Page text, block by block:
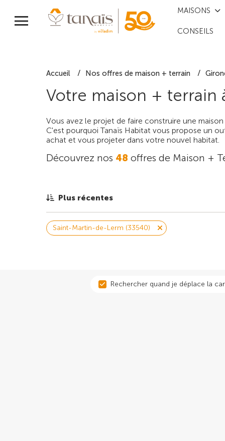
MAISONS
CONSEILS
Accueil Nos offres de maison + terrain
Votre maison + terrain
Vous avez le projet de faire construire une
C'est pourquoi Tanaïs Habitat vous propose un
achat et vous projeter dans votre nouvel habitat.
Découvrez nos 48 offres de Maison +
Plus récentes
Saint-Martin-de-Lerm (33540)
Rechercher quand je déplace la